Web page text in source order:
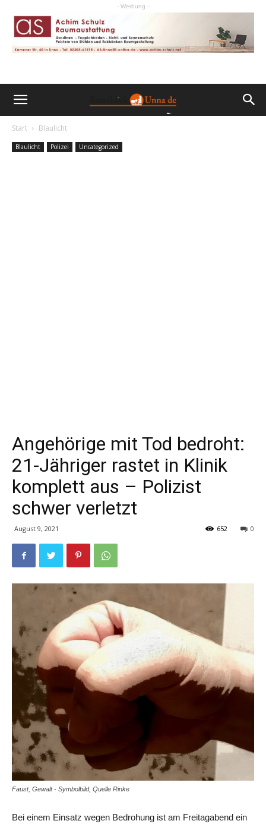
- Werbung -
Start Blaulicht
Blaulicht Polizei Uncategorized
Angehörige mit Tod bedroht:
21-Jähriger rastet in Klinik
komplett aus – Polizist
schwer verletzt
August 9, 2021 0
652
Faust, Gewalt - Symbolbild, Quelle Rinke
Bei einem Einsatz wegen Bedrohung ist am Freitagabend ein